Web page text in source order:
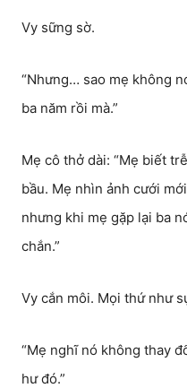
Vy sững sờ.
“Nhưng… sao mẹ không
ba năm rồi mà.”
Mẹ cô thở dài: “Mẹ biết
bầu. Mẹ nhìn ảnh cưới
nhưng khi mẹ gặp lại ba
chắn.”
Vy cắn môi. Mọi thứ như
“Mẹ nghĩ nó không thay
hư đó.”